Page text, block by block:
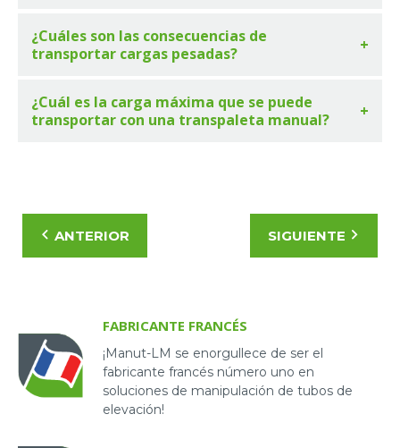
¿Cuáles son las consecuencias de
transportar cargas pesadas?
¿Cuál es la carga máxima que se puede
transportar con una transpaleta manual?
ANTERIOR SIGUIENTE
FABRICANTE FRANCÉS
¡Manut-LM se enorgullece de ser el
fabricante francés número uno en
soluciones de manipulación de tubos de
elevación!